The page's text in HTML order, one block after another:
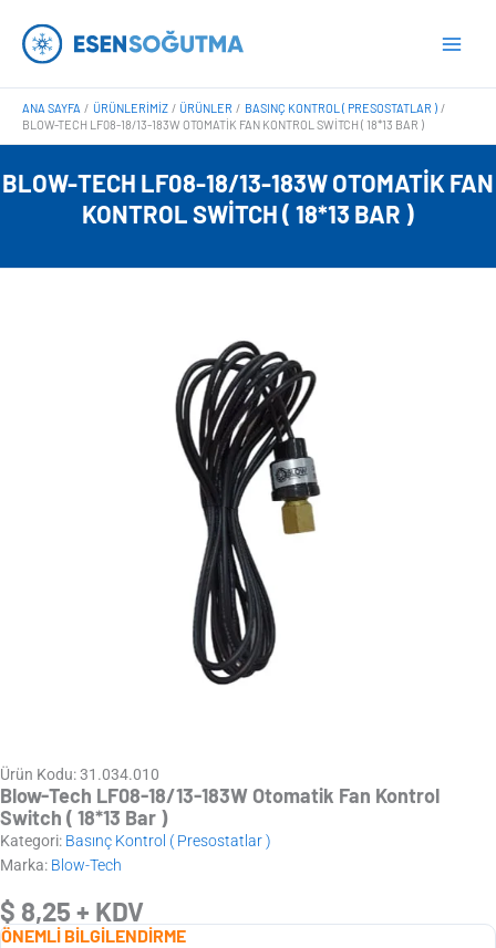
atla
ANA SAYFA ÜRÜNLERIMIZ ÜRÜNLER
BASINÇ KONTROL ( PRESOSTATLAR )
BLOW-TECH LF08-18/13-183W OTOMATIK FAN KONTROL SWITCH ( 18*13 BAR )
BLOW-TECH LF08-18/13-183W OTOMATIK FAN
KONTROL SWITCH ( 18*13 BAR )
Ürün Kodu: 31.034.010
Blow-Tech LF08-18/13-183W Otomatik Fan Kontrol
Switch ( 18*13 Bar )
Kategori: Basınç Kontrol ( Presostatlar )
Marka: Blow-Tech
$ 8,25 + KDV
ÖNEMLİ BİLGİLENDİRME